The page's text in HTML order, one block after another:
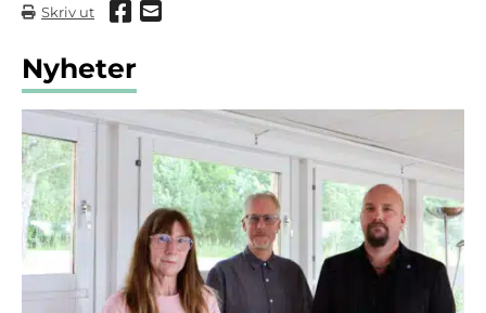
Skriv ut Dela via Facebook
Dela via mail
Nyheter